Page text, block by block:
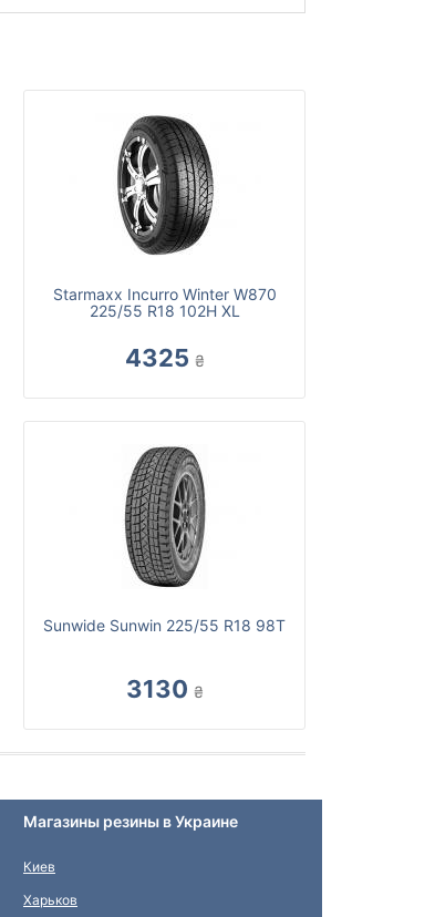
Starmaxx Incurro Winter W870
225/55 R18 102H XL
4325 ₴
Sunwide Sunwin 225/55 R18 98T
3130 ₴
Магазины резины в Украине
Киев
Харьков